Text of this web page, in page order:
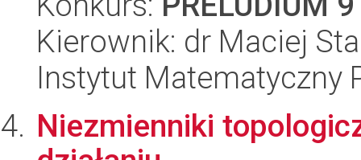
Kierownik: dr Maciej
Instytut Matematyczny
Niezmienniki